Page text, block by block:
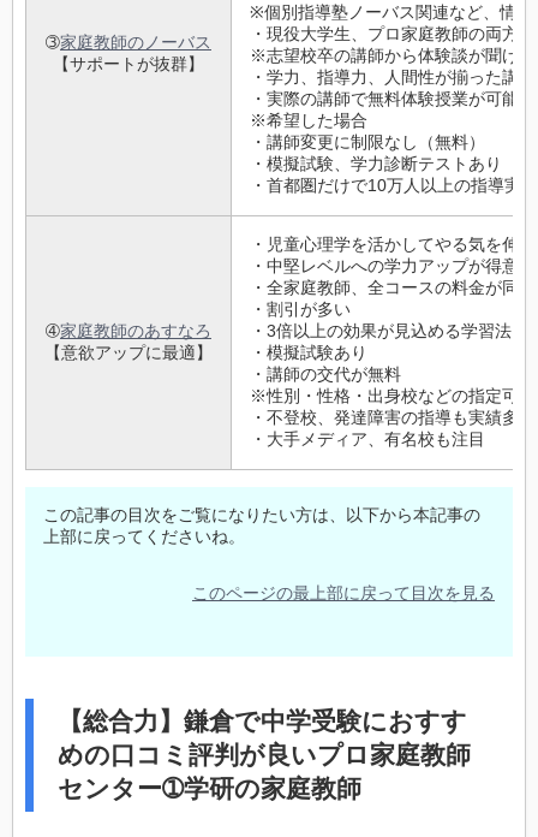
➂家庭教師のノーバス
【サポートが抜群】
※個別指導塾ノーバス関連など、情報
・現役大学生、プロ家庭教師の両方
※志望校卒の講師から体験談が聞け
・学力、指導力、人間性が揃った講師
・実際の講師で無料体験授業が可能
※希望した場合
・講師変更に制限なし（無料）
・模擬試験、学力診断テストあり
・首都圏だけで10万人以上の指導実績
➃家庭教師のあすなろ
【意欲アップに最適】
・児童心理学を活かしてやる気を伸
・中堅レベルへの学力アップが得意
・全家庭教師、全コースの料金が同じ
・割引が多い
・3倍以上の効果が見込める学習法
・模擬試験あり
・講師の交代が無料
※性別・性格・出身校などの指定可
・不登校、発達障害の指導も実績多数
・大手メディア、有名校も注目
この記事の目次をご覧になりたい方は、以下から本記事の
上部に戻ってくださいね。
このページの最上部に戻って目次を見る
【総合力】鎌倉で中学受験におすす
めの口コミ評判が良いプロ家庭教師
センター➀学研の家庭教師